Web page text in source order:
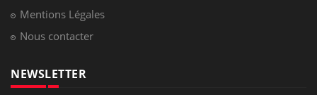
Mentions Légales
Nous contacter
NEWSLETTER